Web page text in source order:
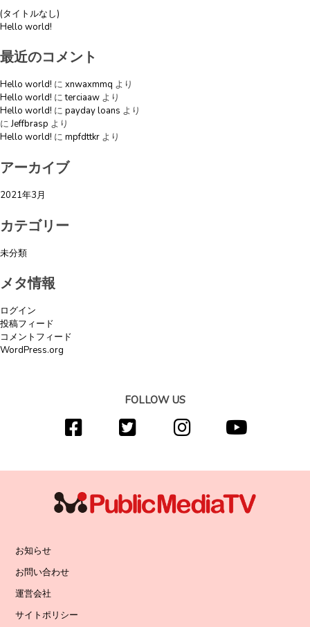
ョ
ン
(タイトルなし)
Hello world!
最近のコメント
Hello world! に xnwaxmmq より
Hello world! にterciaaw より
Hello world! に payday loans より
にJeffbrasp より
Hello world! に mpfdttkr より
アーカイブ
2021年3月
カテゴリー
未分類
メタ情報
ログイン
投稿フィード
コメントフィード
WordPress.org
FOLLOW US
お知らせ
お問い合わせ
運営会社
サイトポリシー